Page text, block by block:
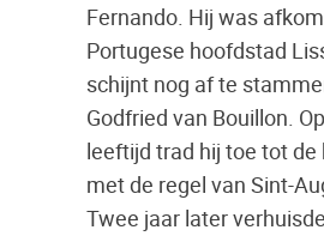
Fernando. Hij was
Portugese hoofdstad
schijnt nog af te
Godfried van Bouillon.
leeftijd trad hij toe tot de
met de regel van Sint-
Twee jaar later